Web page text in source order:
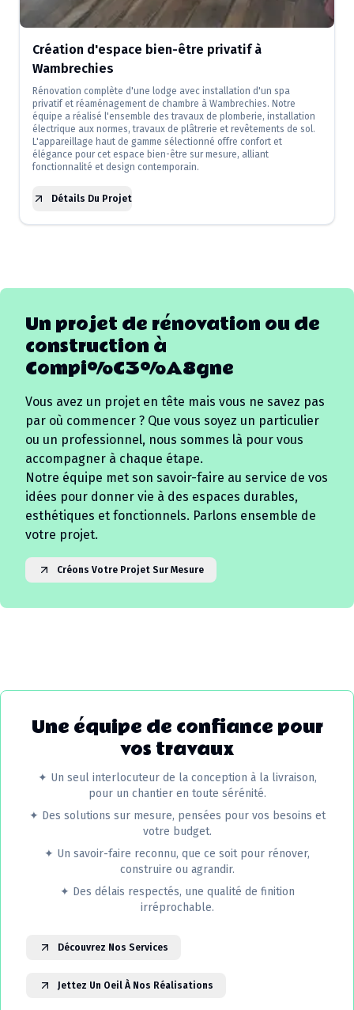
Création d'espace bien-être privatif à
Wambrechies
Rénovation complète d'une lodge avec installation d'un spa
privatif et réaménagement de chambre à Wambrechies. Notre
équipe a réalisé l'ensemble des travaux de plomberie, installation
électrique aux normes, travaux de plâtrerie et revêtements de sol.
L'appareillage haut de gamme sélectionné offre confort et
élégance pour cet espace bien-être sur mesure, alliant
fonctionnalité et design contemporain.
Détails Du Projet
Un projet de rénovation ou de
construction à
Compi%C3%A8gne
Vous avez un projet en tête mais vous ne savez pas
par où commencer ? Que vous soyez un particulier
ou un professionnel, nous sommes là pour vous
accompagner à chaque étape.
Notre équipe met son savoir-faire au service de vos
idées pour donner vie à des espaces durables,
esthétiques et fonctionnels. Parlons ensemble de
votre projet.
Créons Votre Projet Sur Mesure
Une équipe de confiance pour
vos travaux
✦ Un seul interlocuteur de la conception à la livraison,
pour un chantier en toute sérénité.
✦ Des solutions sur mesure, pensées pour vos besoins et
votre budget.
✦ Un savoir-faire reconnu, que ce soit pour rénover,
construire ou agrandir.
✦ Des délais respectés, une qualité de finition
irréprochable.
Découvrez Nos Services
Jettez Un Oeil À Nos Réalisations